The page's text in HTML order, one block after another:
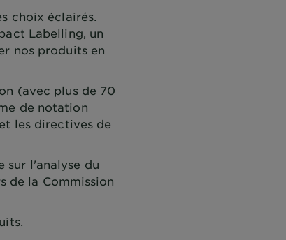
choix éclairés.
Labelling, un
nos produits en
(avec plus de 70
de notation
les directives de
sur l'analyse du
de la Commission